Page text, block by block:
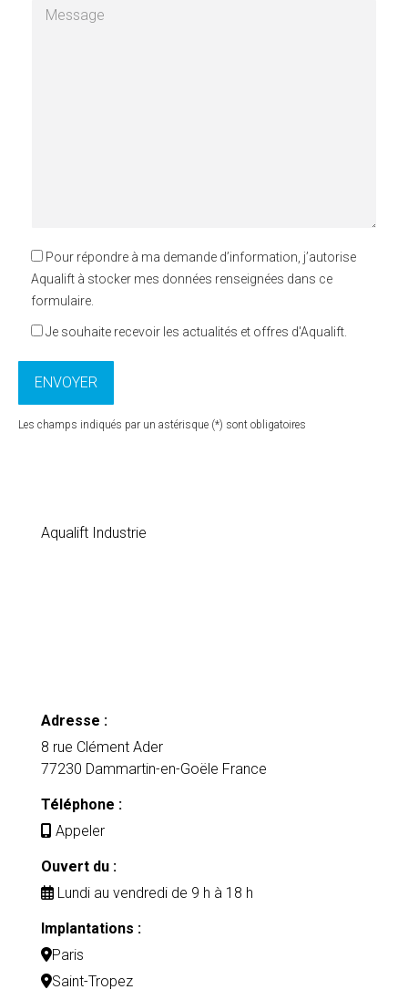
Pour répondre à ma demande d’information, j’autorise
Aqualift à stocker mes données renseignées dans ce
formulaire.
Je souhaite recevoir les actualités et offres d'Aqualift.
Les champs indiqués par un astérisque (*) sont obligatoires
Aqualift Industrie
Adresse :
8 rue Clément Ader
77230 Dammartin-en-Goële France
Téléphone :
Appeler
Ouvert du :
Lundi au vendredi de 9 h à 18 h
Implantations :
Paris
Saint-Tropez